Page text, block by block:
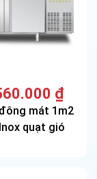
mát 1m2
quạt gió
₫